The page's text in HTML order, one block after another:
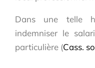
Dans une telle
indemniser le
particulière (Cass.